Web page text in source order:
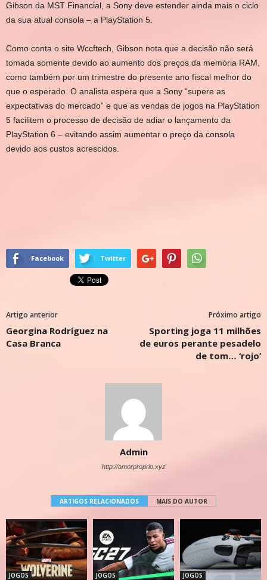
Gibson da MST Financial, a Sony deve estender ainda mais o ciclo
da sua atual consola – a PlayStation 5.
Como conta o site Wccftech, Gibson nota que a decisão não será
tomada somente devido ao aumento dos preços da memória RAM,
como também por um trimestre do presente ano fiscal melhor do
que o esperado. O analista espera que a Sony “supere as
expectativas do mercado” e que as vendas de jogos na PlayStation
5 facilitem o processo de decisão de adiar o lançamento da
PlayStation 6 – evitando assim aumentar o preço da consola
devido aos custos acrescidos.
Facebook Twitter
Artigo anterior
Georgina Rodríguez na
Casa Branca
Próximo artigo
Sporting joga 11 milhões
de euros perante pesadelo
de tom… ‘rojo’
Admin
http://amorproprio.xyz
ARTIGOS RELACIONADOS MAIS DO AUTOR
JOGOS JOGOS JOGOS